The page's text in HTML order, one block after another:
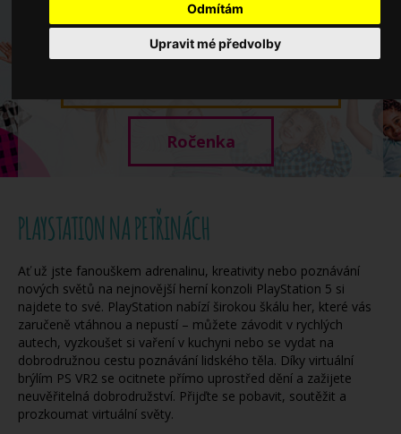
Odmítám
Upravit mé předvolby
Dny otevřených dveří ZŠ
Ročenka
PLAYSTATION NA PETŘINÁCH
Ať už jste fanouškem adrenalinu, kreativity nebo poznávání
nových světů na nejnovější herní konzoli PlayStation 5 si
najdete to své. PlayStation nabízí širokou škálu her, které vás
zaručeně vtáhnou a nepustí – můžete závodit v rychlých
autech, vyzkoušet si vaření v kuchyni nebo se vydat na
dobrodružnou cestu poznávání lidského těla. Díky virtuální
brýlím PS VR2 se ocitnete přímo uprostřed dění a zažijete
neuvěřitelná dobrodružství. Přijďte se pobavit, soutěžit a
prozkoumat virtuální světy.